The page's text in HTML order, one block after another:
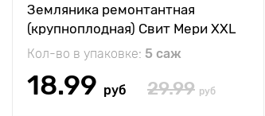
Земляника ремонтантная
(крупноплодная) Свит Мери XXL
Кол-во в упаковке: 5 саж
18.99 руб 29.99 руб